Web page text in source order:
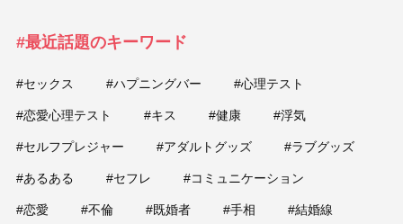
#最近話題のキーワード
#セックス #ハプニングバー #心理テスト
#恋愛心理テスト #キス #健康 #浮気
#セルフプレジャー #アダルトグッズ #ラブグッズ
#あるある #セフレ #コミュニケーション
#恋愛 #不倫 #既婚者 #手相 #結婚線